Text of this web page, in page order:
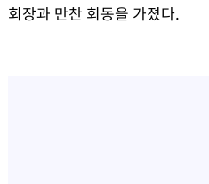
회장과 만찬 회동을 가졌다.